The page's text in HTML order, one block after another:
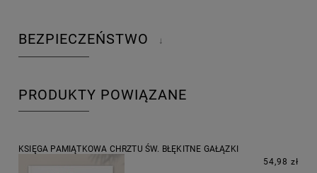
BEZPIECZEŃSTWO ↓
PRODUKTY POWIĄZANE
KSIĘGA PAMIĄTKOWA CHRZTU ŚW. BŁĘKITNE GAŁĄZKI
54,98 zł